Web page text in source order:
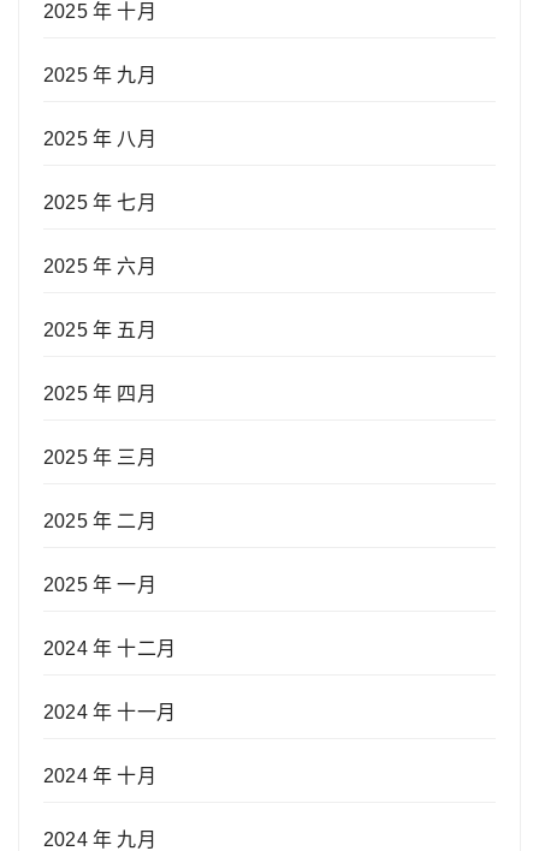
2025 年 十月
2025 年 九月
2025 年 八月
2025 年 七月
2025 年 六月
2025 年 五月
2025 年 四月
2025 年 三月
2025 年 二月
2025 年 一月
2024 年 十二月
2024 年 十一月
2024 年 十月
2024 年 九月